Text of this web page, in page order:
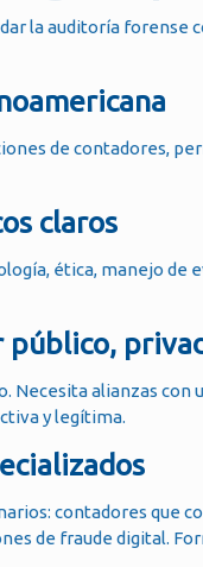
la auditoría forense
de contadores,
claros
ética, manejo
Necesita alianzas
y legítima.
contadores que
de fraude digital.